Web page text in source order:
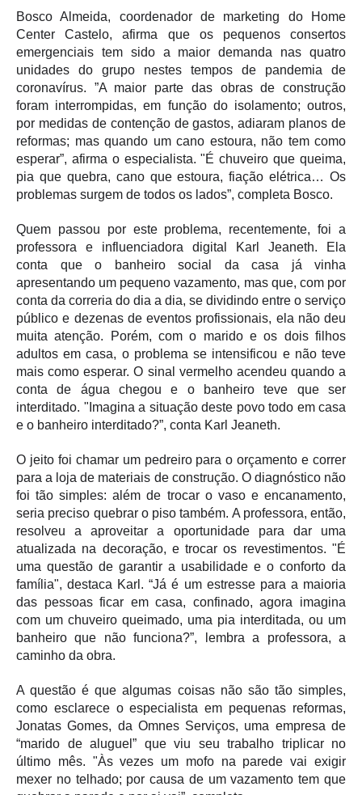
Bosco Almeida, coordenador de marketing do Home
Center Castelo, afirma que os pequenos consertos
emergenciais tem sido a maior demanda nas quatro
unidades do grupo nestes tempos de pandemia de
coronavírus. ”A maior parte das obras de construção
foram interrompidas, em função do isolamento; outros,
por medidas de contenção de gastos, adiaram planos de
reformas; mas quando um cano estoura, não tem como
esperar”, afirma o especialista. "É chuveiro que queima,
pia que quebra, cano que estoura, fiação elétrica… Os
problemas surgem de todos os lados”, completa Bosco.
Quem passou por este problema, recentemente, foi a
professora e influenciadora digital Karl Jeaneth. Ela
conta que o banheiro social da casa já vinha
apresentando um pequeno vazamento, mas que, com por
conta da correria do dia a dia, se dividindo entre o serviço
público e dezenas de eventos profissionais, ela não deu
muita atenção. Porém, com o marido e os dois filhos
adultos em casa, o problema se intensificou e não teve
mais como esperar. O sinal vermelho acendeu quando a
conta de água chegou e o banheiro teve que ser
interditado. "Imagina a situação deste povo todo em casa
e o banheiro interditado?”, conta Karl Jeaneth.
O jeito foi chamar um pedreiro para o orçamento e correr
para a loja de materiais de construção. O diagnóstico não
foi tão simples: além de trocar o vaso e encanamento,
seria preciso quebrar o piso também. A professora, então,
resolveu a aproveitar a oportunidade para dar uma
atualizada na decoração, e trocar os revestimentos. "É
uma questão de garantir a usabilidade e o conforto da
família", destaca Karl. “Já é um estresse para a maioria
das pessoas ficar em casa, confinado, agora imagina
com um chuveiro queimado, uma pia interditada, ou um
banheiro que não funciona?”, lembra a professora, a
caminho da obra.
A questão é que algumas coisas não são tão simples,
como esclarece o especialista em pequenas reformas,
Jonatas Gomes, da Omnes Serviços, uma empresa de
“marido de aluguel” que viu seu trabalho triplicar no
último mês. "Às vezes um mofo na parede vai exigir
mexer no telhado; por causa de um vazamento tem que